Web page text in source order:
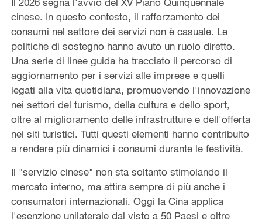
cinese. In questo contesto, il rafforzamento dei
consumi nel settore dei servizi non è casuale. Le
politiche di sostegno hanno avuto un ruolo diretto.
Una serie di linee guida ha tracciato il percorso di
aggiornamento per i servizi alle imprese e quelli
legati alla vita quotidiana, promuovendo l'innovazione
nei settori del turismo, della cultura e dello sport,
oltre al miglioramento delle infrastrutture e dell'offerta
nei siti turistici. Tutti questi elementi hanno contribuito
a rendere più dinamici i consumi durante le festività.
Il "servizio cinese" non sta soltanto stimolando il
mercato interno, ma attira sempre di più anche i
consumatori internazionali. Oggi la Cina applica
l'esenzione unilaterale dal visto a 50 Paesi e oltre